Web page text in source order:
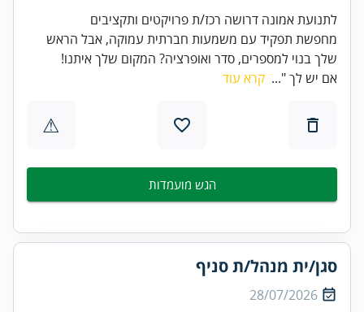
לתנועת אמונה דרושה רכז/ת פרויקטים ותקציבים
מחפשת תפקיד עם משמעות חברתית עמוקה, אבל הראש
שלך בנוי למספרים, סדר ואופרציה? המקום שלך איתנו!
אם יש לך "... קרא עוד
⚠
הגש מועמדות
סגן/ית מנהל/ת סניף
28/07/2026